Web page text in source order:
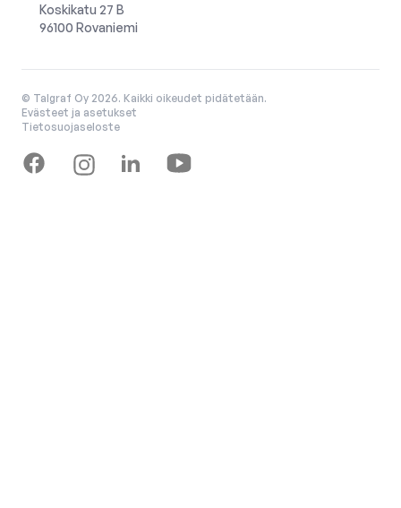
Koskikatu 27 B
96100 Rovaniemi
© Talgraf Oy 2026. Kaikki oikeudet pidätetään.
Evästeet ja asetukset
Tietosuojaseloste
FacebookInstagramLinkedinYoutube